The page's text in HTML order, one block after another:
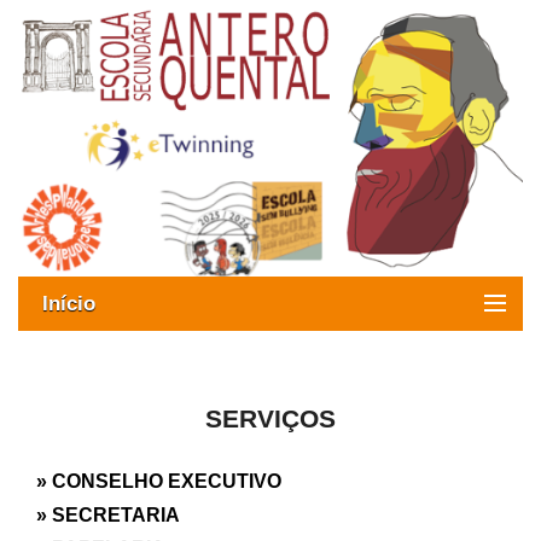
Início
ESAQ sem Bullying
SERVIÇOS
» CONSELHO EXECUTIVO
» SECRETARIA